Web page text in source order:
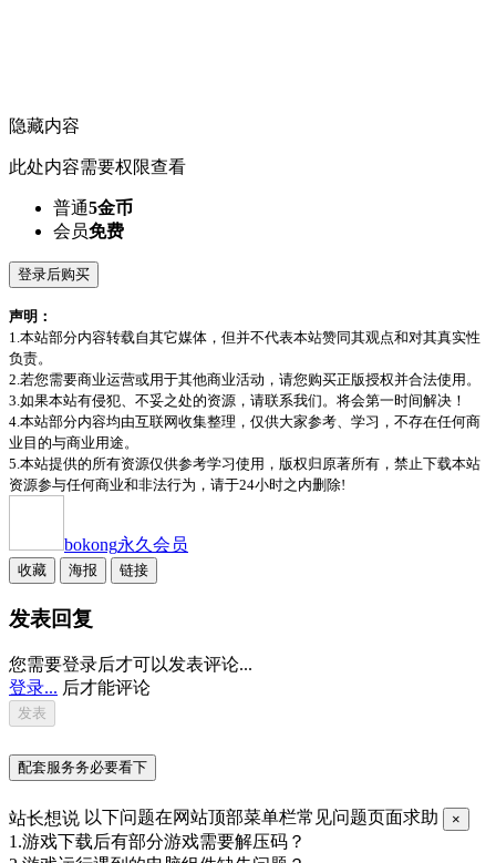
隐藏内容
此处内容需要权限查看
普通5金币
会员免费
登录后购买
声明：
1.本站部分内容转载自其它媒体，但并不代表本站赞同其观点和对其真实性
负责。
2.若您需要商业运营或用于其他商业活动，请您购买正版授权并合法使用。
3.如果本站有侵犯、不妥之处的资源，请联系我们。将会第一时间解决！
4.本站部分内容均由互联网收集整理，仅供大家参考、学习，不存在任何商
业目的与商业用途。
5.本站提供的所有资源仅供参考学习使用，版权归原著所有，禁止下载本站
资源参与任何商业和非法行为，请于24小时之内删除!
bokong永久会员
收藏 海报 链接
发表回复
您需要登录后才可以发表评论...
登录... 后才能评论
配套服务务必要看下
站长想说 以下问题在网站顶部菜单栏常见问题页面求助 ×
1.游戏下载后有部分游戏需要解压码？